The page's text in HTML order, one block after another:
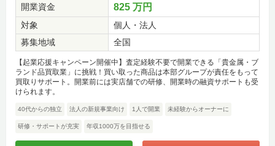
開業資金
825 万円
対象
個人・法人
募集地域
全国
【起業応援キャンペーン開催中】査定経験不要で開業できる「貴金属・ブ
ランド品買取業」に挑戦！買い取った商品は本部グループが責任をもって
買取りサポート。開業前には実店舗での研修、開業時の融資サポートも受
けられます。
40代からの独立 法人の新規事業向け 1人で開業 未経験からオーナーに
研修・サポートが充実 年収1000万を目指せる